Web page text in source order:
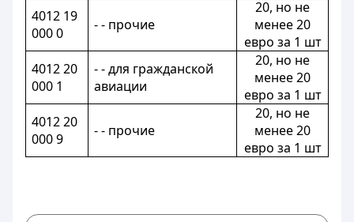
4012 19
000 0
- - прочие
20, но не
менее 20
евро за 1 шт
4012 20
000 1
- - для гражданской
авиации
20, но не
менее 20
евро за 1 шт
4012 20
000 9
- - прочие
20, но не
менее 20
евро за 1 шт